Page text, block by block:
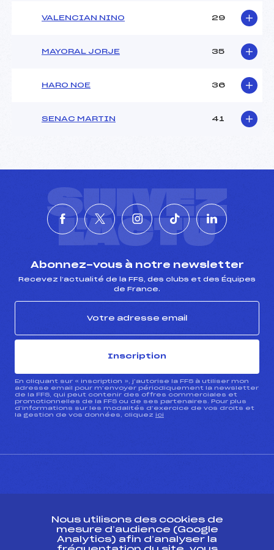
VALENCIAN NINO 29
MAYORAL JORJE 35
HARO NOE 36
SENAC MARTIN 41
SUIVEZ
L'ACTU
Abonnez-vous à notre newsletter
Recevez l’actualité de la FFS, des clubs et des Équipes
de France.
Inscription
En cliquant sur « inscription », j’autorise la FFS à utiliser mon
adresse email pour m’envoyer périodiquement la newsletter
de la FFS, qui peut contenir des offres commerciales et
promotionnelles de la FFS ou de ses partenaires. Pour plus
d’informations sur les modalités d’exercice de vos droits et
la gestion de vos données, cliquez ici
Nous utilisons des cookies de
mesure d’audience (Google
Analytics) afin d’analyser la